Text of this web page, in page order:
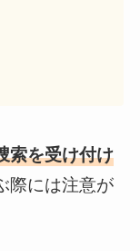
索を受け付け
際には注意が